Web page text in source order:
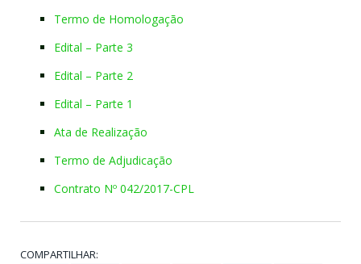
Termo de Homologação
Edital – Parte 3
Edital – Parte 2
Edital – Parte 1
Ata de Realização
Termo de Adjudicação
Contrato Nº 042/2017-CPL
COMPARTILHAR: